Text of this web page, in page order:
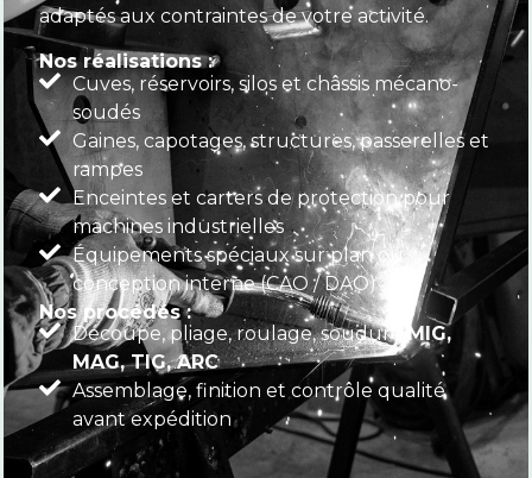
adaptés aux contraintes de votre activité.
Nos réalisations :
Cuves, réservoirs, silos et châssis mécano-
soudés
Gaines, capotages, structures, passerelles et
rampes
Enceintes et carters de protection pour
machines industrielles
Équipements spéciaux sur plan ou
conception interne (CAO / DAO)
Nos procédés :
Découpe, pliage, roulage, soudure MIG,
MAG, TIG, ARC
Assemblage, finition et contrôle qualité
avant expédition